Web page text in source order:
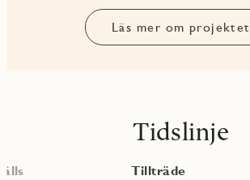
Läs mer om projektet
Tidslinje
Tillträde